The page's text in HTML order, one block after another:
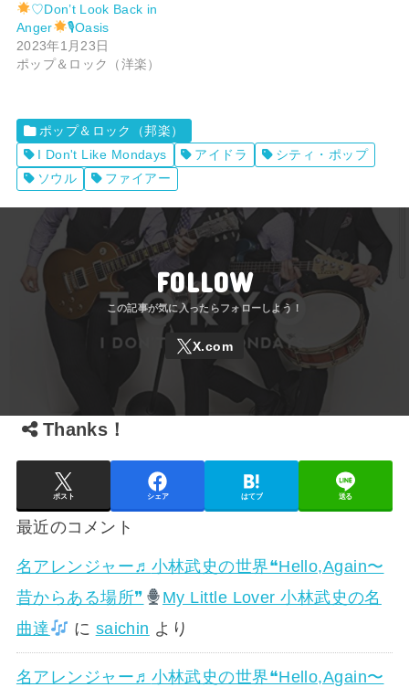
♡Don’t Look Back in
Anger
🎙Oasis
2023年1月23日
ポップ＆ロック（洋楽）
ポップ＆ロック（邦楽）
I Don't Like Mondays
アイドラ
シティ・ポップ
ソウル
ファイアー
FOLLOW
Thanks！
ポスト シェア はてブ 送る
最近のコメント
名アレンジャー♬ 小林武史の世界❝Hello,Again〜
昔からある場所❞
My Little Lover 小林武史の名
曲達
に saichin より
名アレンジャー♬ 小林武史の世界❝Hello,Again〜